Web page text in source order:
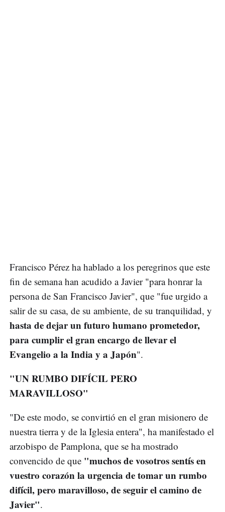
Francisco Pérez ha hablado a los peregrinos que este
fin de semana han acudido a Javier "para honrar la
persona de San Francisco Javier", que "fue urgido a
salir de su casa, de su ambiente, de su tranquilidad, y
hasta de dejar un futuro humano prometedor,
para cumplir el gran encargo de llevar el
Evangelio a la India y a Japón".
"UN RUMBO DIFÍCIL PERO
MARAVILLOSO"
"De este modo, se convirtió en el gran misionero de
nuestra tierra y de la Iglesia entera", ha manifestado el
arzobispo de Pamplona, que se ha mostrado
convencido de que "muchos de vosotros sentís en
vuestro corazón la urgencia de tomar un rumbo
difícil, pero maravilloso, de seguir el camino de
Javier".